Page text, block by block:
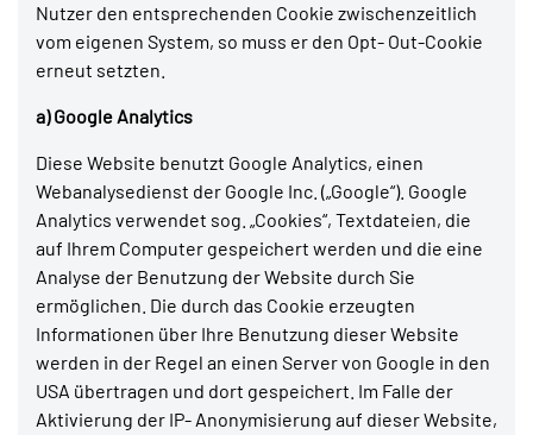
Nutzer den entsprechenden Cookie zwischenzeitlich
vom eigenen System, so muss er den Opt- Out-Cookie
erneut setzten.
a) Google Analytics
Diese Website benutzt Google Analytics, einen
Webanalysedienst der Google Inc. („Google“). Google
Analytics verwendet sog. „Cookies“, Textdateien, die
auf Ihrem Computer gespeichert werden und die eine
Analyse der Benutzung der Website durch Sie
ermöglichen. Die durch das Cookie erzeugten
Informationen über Ihre Benutzung dieser Website
werden in der Regel an einen Server von Google in den
USA übertragen und dort gespeichert. Im Falle der
Aktivierung der IP- Anonymisierung auf dieser Website,